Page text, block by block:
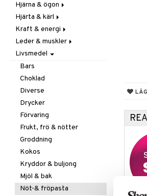
Övriga
Sex & lust
Skelett
Urinvägar
Prostata
Sex & lust
Förebyggande &
lindrande
Hostdämpande
Öron, näsa & hals
Övriga
Virushämmande
Vitlök
Hår
Kosttillskott
Sol & pigment
Hjärna & ögon
Fettsyror
Minne
Ögon
Hjärta & kärl
Ginkgo biloba
Kärlstärkande
Kolesterolsänkande
Marina fettsyror
Veg fettsyror
Kraft & energi
Ginseng
Övriga
Prestation
Q-10
Rosenrot
Schizandra
Leder & muskler
Kosttillskott
Utvärtes
Livsmedel
Bars
Choklad
Diverse
Drycker
Förvaring
Frukt, frö & nötter
Groddning
Kokos
Kryddor & buljong
Mjöl & bak
Nöt-& fröpasta